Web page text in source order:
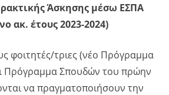
Άσκησης μέσω ΕΣΠΑ
ακ. έτους 2023-2024)
φοιτητές/τριες (νέο Πρόγραμμα
Πρόγραμμα Σπουδών του πρώην
να πραγματοποιήσουν την